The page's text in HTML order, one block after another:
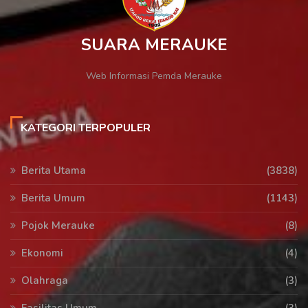
SUARA MERAUKE
Web Informasi Pemda Merauke
KATEGORI TERPOPULER
Berita Utama
(3838)
Berita Umum
(1143)
Pojok Merauke
(8)
Ekonomi
(4)
Olahraga
(3)